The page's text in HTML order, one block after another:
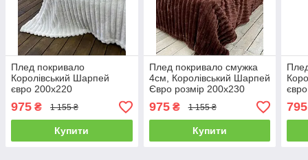
Плед покривало
Королівський Шарпей
євро 200х220
975 ₴ 1 155 ₴
Купити
Плед покривало смужка
4см, Королівський Шарпей
Євро розмір 200х230
975₴ 1 155 ₴
Купити
795